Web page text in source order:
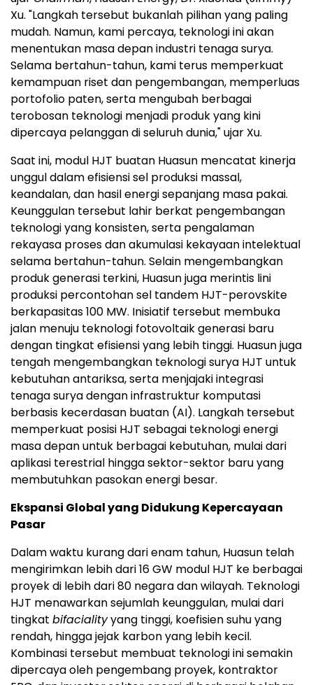
Xu. "Langkah tersebut bukanlah pilihan yang paling
mudah. Namun, kami percaya, teknologi ini akan
menentukan masa depan industri tenaga surya.
Selama bertahun-tahun, kami terus memperkuat
kemampuan riset dan pengembangan, memperluas
portofolio paten, serta mengubah berbagai
terobosan teknologi menjadi produk yang kini
dipercaya pelanggan di seluruh dunia," ujar Xu.
Saat ini, modul HJT buatan Huasun mencatat kinerja
unggul dalam efisiensi sel produksi massal,
keandalan, dan hasil energi sepanjang masa pakai.
Keunggulan tersebut lahir berkat pengembangan
teknologi yang konsisten, serta pengalaman
rekayasa proses dan akumulasi kekayaan intelektual
selama bertahun-tahun. Selain mengembangkan
produk generasi terkini, Huasun juga merintis lini
produksi percontohan sel tandem HJT-perovskite
berkapasitas 100 MW. Inisiatif tersebut membuka
jalan menuju teknologi fotovoltaik generasi baru
dengan tingkat efisiensi yang lebih tinggi. Huasun juga
tengah mengembangkan teknologi surya HJT untuk
kebutuhan antariksa, serta menjajaki integrasi
tenaga surya dengan infrastruktur komputasi
berbasis kecerdasan buatan (AI). Langkah tersebut
memperkuat posisi HJT sebagai teknologi energi
masa depan untuk berbagai kebutuhan, mulai dari
aplikasi terestrial hingga sektor-sektor baru yang
membutuhkan pasokan energi besar.
Ekspansi Global yang Didukung Kepercayaan
Pasar
Dalam waktu kurang dari enam tahun, Huasun telah
mengirimkan lebih dari 16 GW modul HJT ke berbagai
proyek di lebih dari 80 negara dan wilayah. Teknologi
HJT menawarkan sejumlah keunggulan, mulai dari
tingkat bifacialityyang tinggi, koefisien suhu yang
rendah, hingga jejak karbon yang lebih kecil.
Kombinasi tersebut membuat teknologi ini semakin
dipercaya oleh pengembang proyek, kontraktor